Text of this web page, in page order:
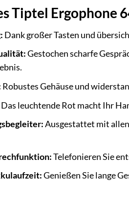
Tiptel Ergophone
Dank großer Tasten und
Gestochen scharfe
Robustes Gehäuse und
Das leuchtende Rot macht Ihr
Ausgestattet mit
Telefonieren Sie
Genießen Sie lange